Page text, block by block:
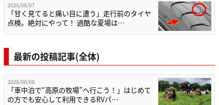
2026/08/07
「甘く見てると痛い目に遭う」走行前のタイヤ
点検。絶対にやって！ 過酷な夏場は…
最新の投稿記事(全体)
2026/08/08
「車中泊で“高原の牧場”へ行こう！」はじめて
の方でも安心して利用できるRVパ…